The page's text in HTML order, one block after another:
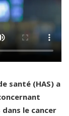
santé (HAS) a
le cancer